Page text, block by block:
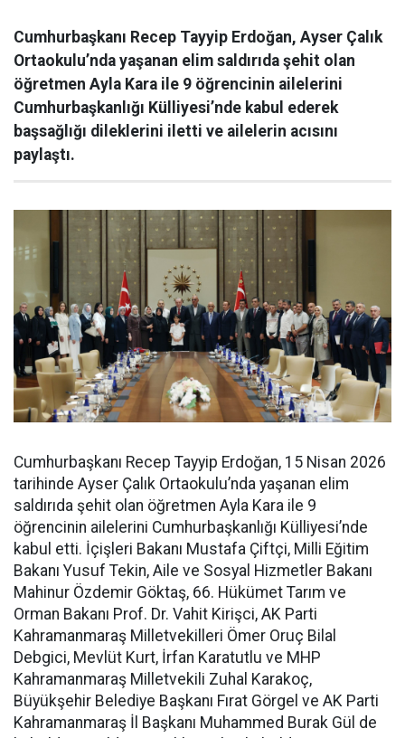
Cumhurbaşkanı Recep Tayyip Erdoğan, Ayser Çalık
Ortaokulu’nda yaşanan elim saldırıda şehit olan
öğretmen Ayla Kara ile 9 öğrencinin ailelerini
Cumhurbaşkanlığı Külliyesi’nde kabul ederek
başsağlığı dileklerini iletti ve ailelerin acısını
paylaştı.
Cumhurbaşkanı Recep Tayyip Erdoğan, 15 Nisan 2026
tarihinde Ayser Çalık Ortaokulu’nda yaşanan elim
saldırıda şehit olan öğretmen Ayla Kara ile 9
öğrencinin ailelerini Cumhurbaşkanlığı Külliyesi’nde
kabul etti. İçişleri Bakanı Mustafa Çiftçi, Milli Eğitim
Bakanı Yusuf Tekin, Aile ve Sosyal Hizmetler Bakanı
Mahinur Özdemir Göktaş, 66. Hükümet Tarım ve
Orman Bakanı Prof. Dr. Vahit Kirişci, AK Parti
Kahramanmaraş Milletvekilleri Ömer Oruç Bilal
Debgici, Mevlüt Kurt, İrfan Karatutlu ve MHP
Kahramanmaraş Milletvekili Zuhal Karakoç,
Büyükşehir Belediye Başkanı Fırat Görgel ve AK Parti
Kahramanmaraş İl Başkanı Muhammed Burak Gül de